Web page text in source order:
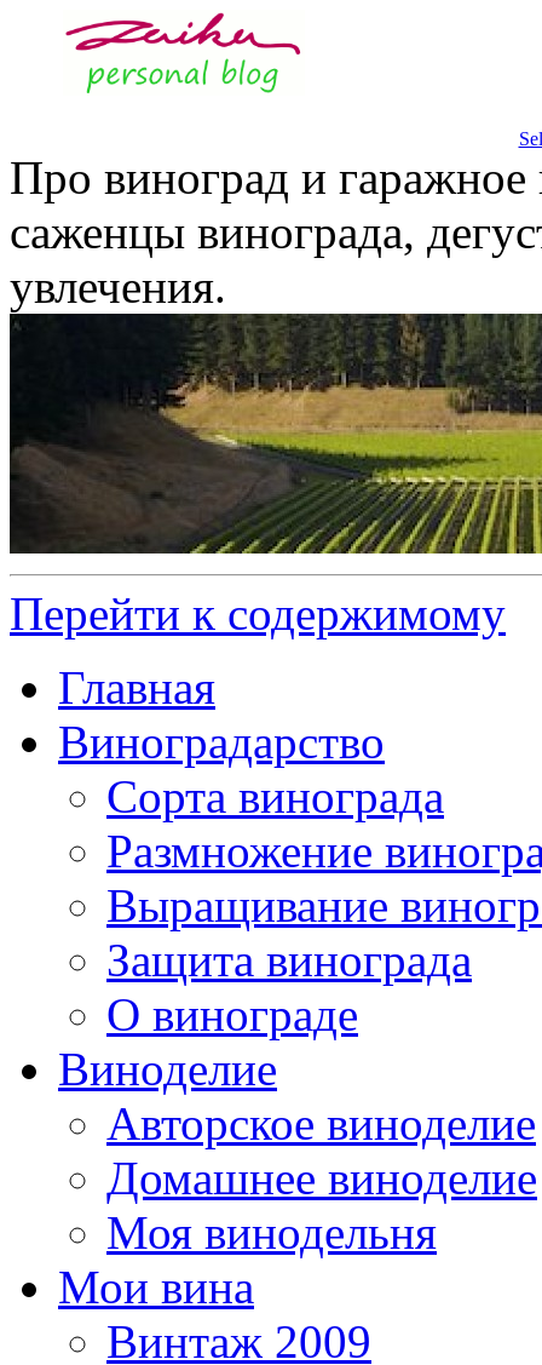
Про виноград и
саженцы винограда,
увлечения.
Перейти к содержимому
Главная
Виноградарство
Сорта винограда
Размножение
Выращивание
Защита винограда
О винограде
Виноделие
Авторское виноделие
Домашнее виноделие
Моя винодельня
Мои вина
Винтаж 2009